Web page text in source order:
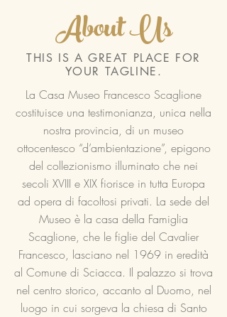
About Us
THIS IS A GREAT PLACE FOR
YOUR TAGLINE.
La Casa Museo Francesco Scaglione
costituisce una testimonianza, unica nella
nostra provincia, di un museo
ottocentesco “d’ambientazione”, epigono
del collezionismo illuminato che nei
secoli XVIII e XIX fiorisce in tutta Europa
ad opera di facoltosi privati. La sede del
Museo è la casa della Famiglia
Scaglione, che le figlie del Cavalier
Francesco, lasciano nel 1969 in eredità
al Comune di Sciacca. Il palazzo si trova
nel centro storico, accanto al Duomo, nel
luogo in cui sorgeva la chiesa di Santo